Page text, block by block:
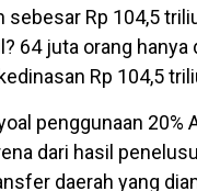
Rp 104,5
64 juta orang hanya
Rp 104,5
penggunaan 20%
dari hasil
daerah yang